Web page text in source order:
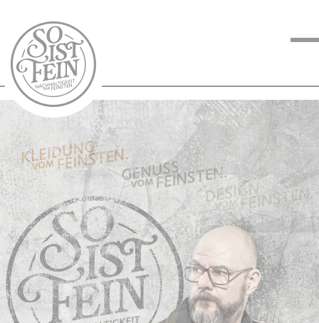
NACHHALTIGKEIT
VOM FEINSTEN
KOCHEN VOM
FEINSTEN
BLOG